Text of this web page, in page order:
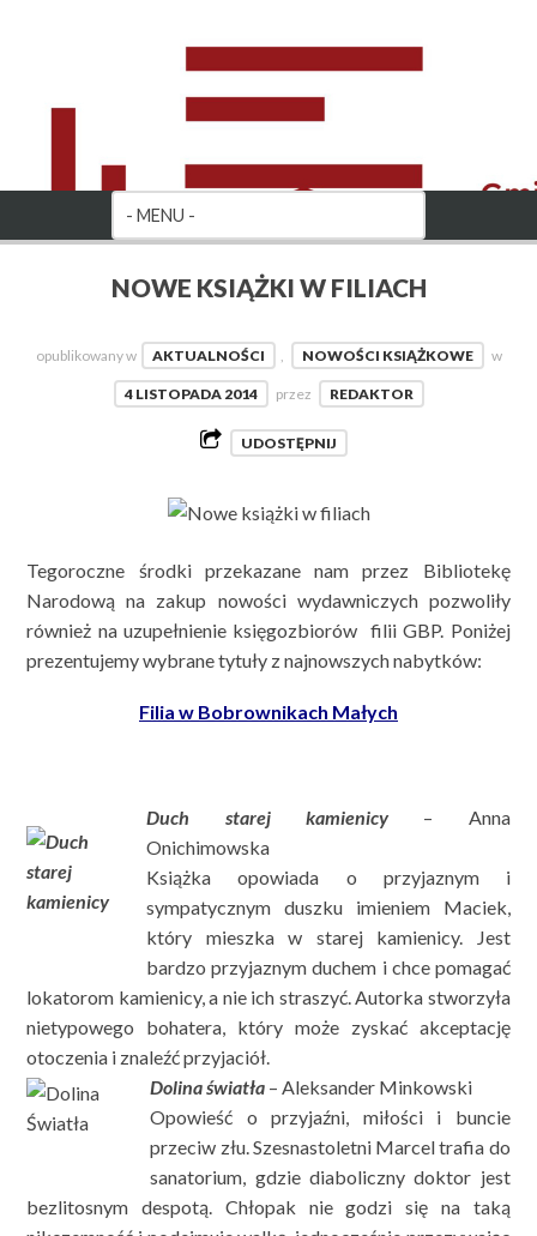
NOWE KSIĄŻKI W FILIACH
opublikowany w AKTUALNOŚCI , NOWOŚCI KSIĄŻKOWE w
4 LISTOPADA 2014 przez REDAKTOR
UDOSTĘPNIJ
Tegoroczne środki przekazane nam przez Bibliotekę
Narodową na zakup nowości wydawniczych pozwoliły
również na uzupełnienie księgozbiorów filii GBP. Poniżej
prezentujemy wybrane tytuły z najnowszych nabytków:
Filia w Bobrownikach Małych
Duch starej kamienicy
– Anna
Onichimowska
Książka opowiada o przyjaznym i
sympatycznym duszku imieniem Maciek,
który mieszka w starej kamienicy. Jest
bardzo przyjaznym duchem i chce pomagać
lokatorom kamienicy, a nie ich straszyć. Autorka stworzyła
nietypowego bohatera, który może zyskać akceptację
otoczenia i znaleźć przyjaciół.
Dolina światła – Aleksander Minkowski
Opowieść o przyjaźni, miłości i buncie
przeciw złu. Szesnastoletni Marcel trafia do
sanatorium, gdzie diaboliczny doktor jest
bezlitosnym despotą. Chłopak nie godzi się na taką